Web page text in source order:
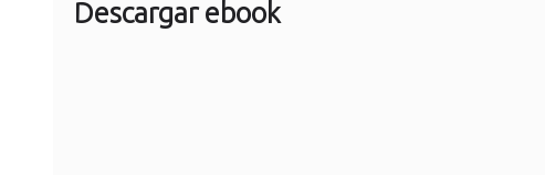
Descargar ebook